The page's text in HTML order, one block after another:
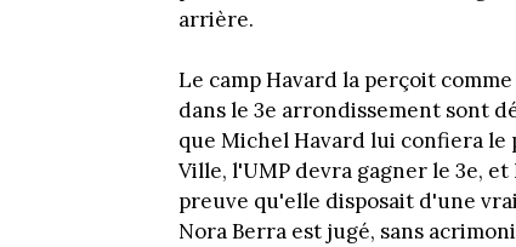
arrière.
Le camp Havard la perçoit
dans le 3e arrondissement sont
que Michel Havard lui confiera le
Ville, l'UMP devra gagner le 3e,
preuve qu'elle disposait d'une
Nora Berra est jugé, sans